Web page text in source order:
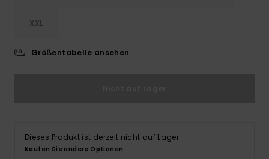
XXL
Größentabelle ansehen
Dieses Produkt ist derzeit nicht auf Lager.
Kaufen Sie andere Optionen